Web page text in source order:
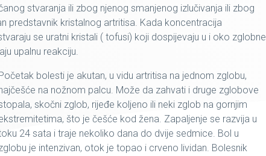
stvaranja ili zbog njenog smanjenog izlučivanja ili zbog
predstavnik kristalnog artritisa. Kada koncentracija
se uratni kristali ( tofusi) koji dospijevaju u i oko zglobne
upalnu reakciju.
bolesti je akutan, u vidu artritisa na jednom zglobu,
na nožnom palcu. Može da zahvati i druge zglobove
skočni zglob, rijeđe koljeno ili neki zglob na gornjim
što je češće kod žena. Zapaljenje se razvija u
24 sata i traje nekoliko dana do dvije sedmice. Bol u
je intenzivan, otok je topao i crveno lividan. Bolesnik